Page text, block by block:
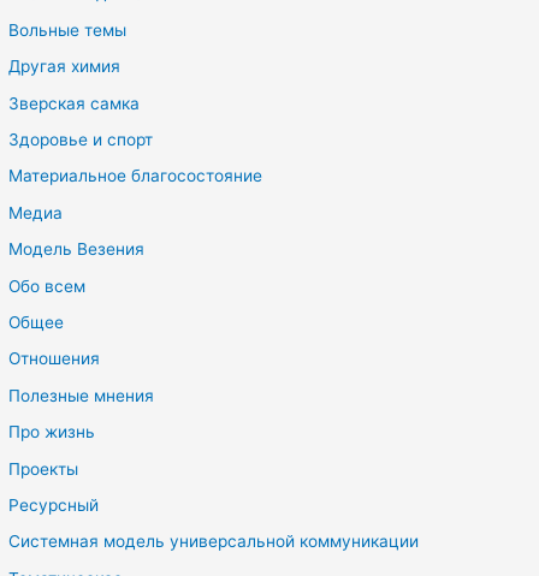
Вольные темы
Другая химия
Зверская самка
Здоровье и спорт
Материальное благосостояние
Медиа
Модель Везения
Обо всем
Общее
Отношения
Полезные мнения
Про жизнь
Проекты
Ресурсный
Системная модель универсальной коммуникации